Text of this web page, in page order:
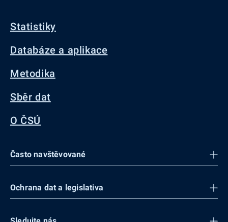
Statistiky
Databáze a aplikace
Metodika
Sběr dat
O ČSÚ
Často navštěvované
Ochrana dat a legislativa